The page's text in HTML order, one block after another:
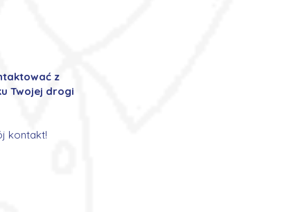
z
Twojej drogi
kontakt!